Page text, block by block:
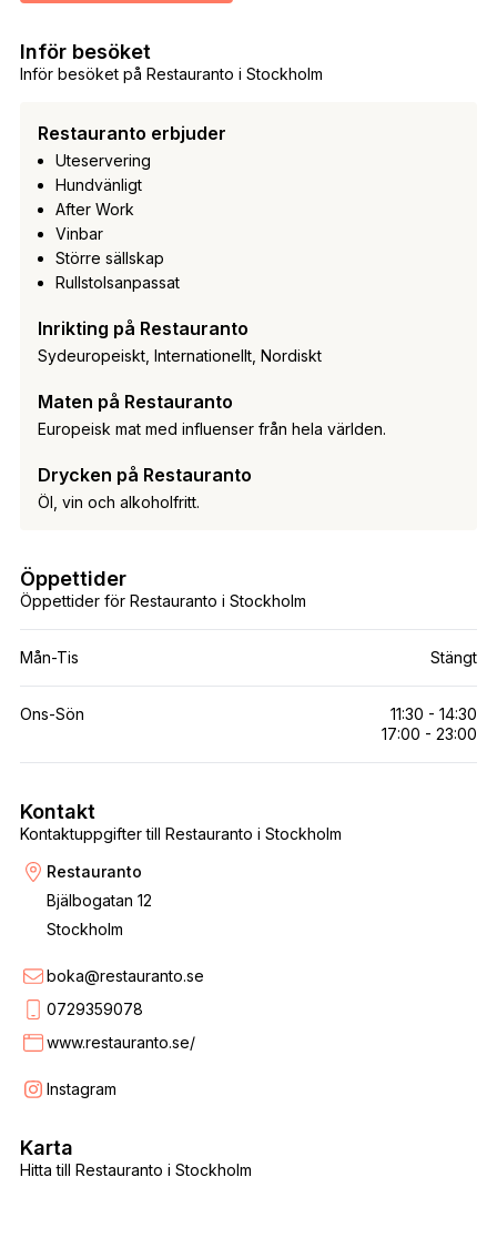
Inför besöket på Restauranto i Stockholm
Inför besöket
Restauranto erbjuder
Uteservering
Hundvänligt
After Work
Vinbar
Större sällskap
Rullstolsanpassat
Inrikting på Restauranto
Sydeuropeiskt, Internationellt, Nordiskt
Maten på Restauranto
Europeisk mat med influenser från hela världen.
Drycken på Restauranto
Öl, vin och alkoholfritt.
Öppettider för Restauranto i Stockholm
Öppettider
Mån-Tis Stängt
Ons-Sön
11:30 - 14:30
17:00 - 23:00
Kontaktuppgifter till Restauranto i Stockholm
Kontakt
Restauranto
Bjälbogatan 12
Stockholm
boka@restauranto.se
0729359078
www.restauranto.se/
Instagram
Hitta till Restauranto i Stockholm
Karta